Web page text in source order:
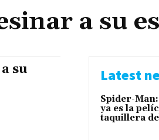
a su
su
Latest
Spider-
ya es la
taquillera